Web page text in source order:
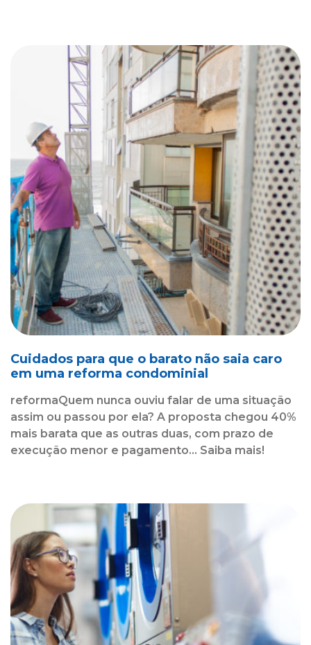
Cuidados para que o barato não saia caro
em uma reforma condominial
reformaQuem nunca ouviu falar de uma situação
assim ou passou por ela? A proposta chegou 40%
mais barata que as outras duas, com prazo de
execução menor e pagamento... Saiba mais!